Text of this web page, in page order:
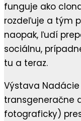
funguje ako
rozdeľuje a tým
naopak, ľudí
sociálnu,
tu a teraz.
Výstava Nadácie
transgeneračne
fotograficky)